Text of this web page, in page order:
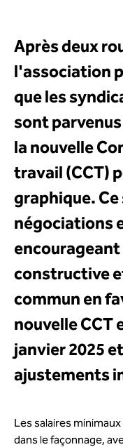
Après deux
l'association
que les
sont
la nouvelle
travail (CCT)
graphique.
négociations
constructive
commun en
nouvelle CCT
janvier 2025
ajustements
Les salaires
dans le façonnage,